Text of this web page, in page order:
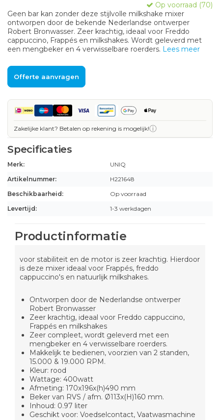
Op voorraad (70)
Geen bar kan zonder deze stijlvolle milkshake mixer
ontworpen door de bekende Nederlandse ontwerper
Robert Bronwasser. Zeer krachtig, ideaal voor Freddo
cappuccino, Frappés en milkshakes. Wordt geleverd met
een mengbeker en 4 verwisselbare roerders. Lees meer
Offerte aanvragen
Zakelijke klant? Betalen op rekening is mogelijk!ⓘ
Specificaties
Merk:
UNIQ
Artikelnummer:
H221648
Beschikbaarheid:
Op voorraad
Levertijd:
1-3 werkdagen
Productinformatie
voor stabiliteit en de motor is zeer krachtig. Hierdoor
is deze mixer ideaal voor Frappés, freddo
cappuccino's en natuurlijk milkshakes.
Ontworpen door de Nederlandse ontwerper
Robert Bronwasser
Zeer krachtig, ideaal voor Freddo cappuccino,
Frappés en milkshakes
Zeer compleet, wordt geleverd met een
mengbeker en 4 verwisselbare roerders.
Makkelijk te bedienen, voorzien van 2 standen,
15.000 & 19.000 RPM.
Kleur: rood
Wattage: 400watt
Afmeting: 170x196x(h)490 mm
Beker van RVS / afm. Ø113x(H)160 mm.
Inhoud: 0.97 liter
Geschikt voor: Voedselcontact, Vaatwasmachine